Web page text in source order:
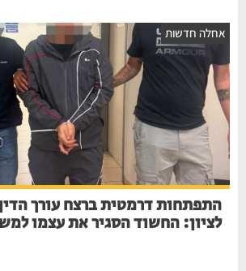
חדשות
התפתחות דרמטית ברצח עורך הדין
לציון: החשוד הסגיר את עצמו